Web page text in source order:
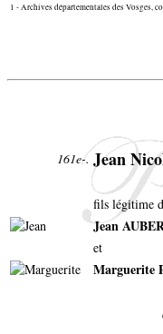
1 - Archives départementales des Vosges,
161e-. Jean
fils légitime
Jean
et
Marguerite